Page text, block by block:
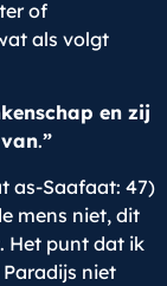
of
als volgt
en zij
van.”
as-Saafaat: 47)
mens niet, dit
Het punt dat ik
niet